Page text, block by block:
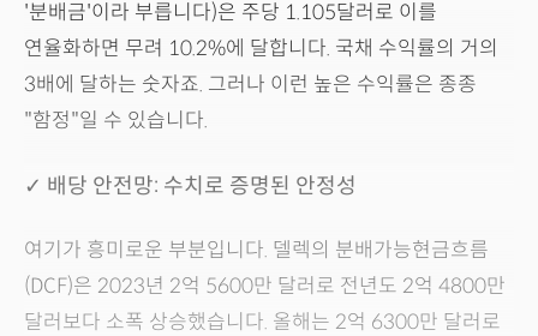
'분배금'이라 부릅니다)은 주당 1.105달러로 이를
연율화하면 무려 10.2%에 달합니다. 국채 수익률의 거의
3배에 달하는 숫자죠. 그러나 이런 높은 수익률은 종종
"함정"일 수 있습니다.
✓ 배당 안전망: 수치로 증명된 안정성
여기가 흥미로운 부분입니다. 델렉의 분배가능현금흐름
(DCF)은 2023년 2억 5600만 달러로 전년도 2억 4800만
달러보다 소폭 상승했습니다. 올해는 2억 6300만 달러로